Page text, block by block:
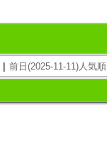
| 前日(2025-11-11)人気順